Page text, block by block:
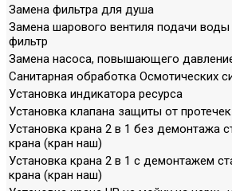
Замена фильтра для душа
Замена шарового вентиля подачи воды
фильтр
Замена насоса, повышающего
Санитарная обработка Осмотических
Установка индикатора ресурса
Установка клапана защиты от протечек
Установка крана 2 в 1 без демонтажа
крана (кран наш)
Установка крана 2 в 1 с демонтажем
крана (кран наш)